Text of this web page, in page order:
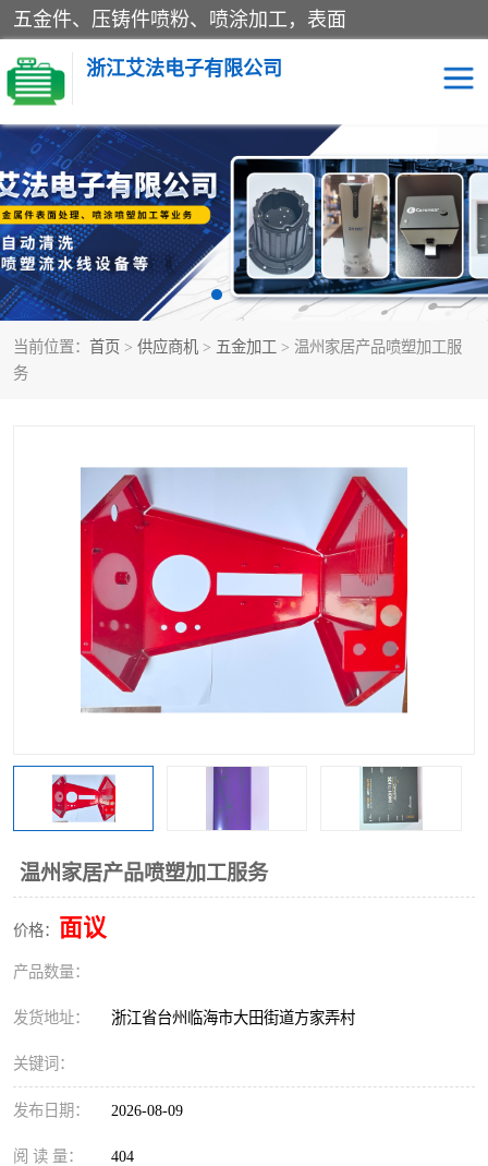
五金件、压铸件喷粉、喷涂加工，表面
浙江艾法电子有限公司
当前位置： 首页 > 供应商机 > 五金加工 > 温州家居产品喷塑加工服
务
温州家居产品喷塑加工服务
价格： 面议
产品数量：
发货地址： 浙江省台州临海市大田街道方家弄村
关键词：
发布日期： 2026-08-09
阅 读 量： 404
五金加工